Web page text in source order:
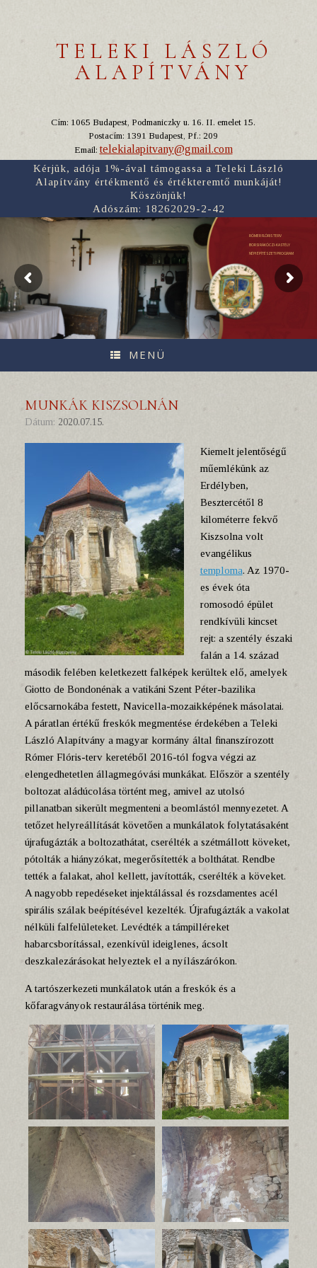
TELEKI LÁSZLÓ
ALAPÍTVÁNY
Cím: 1065 Budapest, Podmaniczky u. 16. II. emelet 15.
Postacím: 1391 Budapest, Pf.: 209
Email:telekialapitvany@gmail.com
Kérjük, adója 1%-ával támogassa a Teleki László
Alapítvány értékmentő és értékteremtő munkáját!
Köszönjük!
Adószám: 18262029-2-42
RÓMER FLÓRIS TERV
BORSI RÁKÓCZI-KASTÉLY
NÉPI ÉPÍTÉSZETI PROGRAM
MENÜ
MUNKÁK KISZSOLNÁN
Dátum: 2020.07.15.
Kiemelt jelentőségű
műemlékünk az
Erdélyben,
Besztercétől 8
kilométerre fekvő
Kiszsolna volt
evangélikus
temploma. Az 1970-
es évek óta
romosodó épület
rendkívüli kincset
rejt: a szentély északi
falán a 14. század
második felében keletkezett falképek kerültek elő, amelyek
Giotto de Bondonénak a vatikáni Szent Péter-bazilika
előcsarnokába festett, Navicella-mozaikképének másolatai.
A páratlan értékű freskók megmentése érdekében a Teleki
László Alapítvány a magyar kormány által finanszírozott
Rómer Flóris-terv keretéből 2016-tól fogva végzi az
elengedhetetlen állagmegóvási munkákat. Először a szentély
boltozat aládúcolása történt meg, amivel az utolsó
pillanatban sikerült megmenteni a beomlástól mennyezetet. A
tetőzet helyreállítását követően a munkálatok folytatásaként
újrafugázták a boltozathátat, cserélték a szétmállott köveket,
pótolták a hiányzókat, megerősítették a bolthátat. Rendbe
tették a falakat, ahol kellett, javították, cserélték a köveket.
A nagyobb repedéseket injektálással és rozsdamentes acél
spirális szálak beépítésével kezelték. Újrafugázták a vakolat
nélküli falfelületeket. Levédték a támpilléreket
habarcsborítással, ezenkívül ideiglenes, ácsolt
deszkalezárásokat helyeztek el a nyílászárókon.
A tartószerkezeti munkálatok után a freskók és a
kőfaragványok restaurálása történik meg.